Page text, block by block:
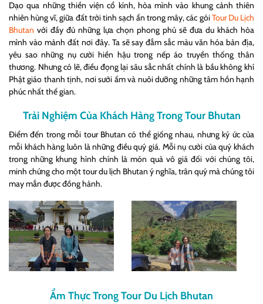
Dạo qua những thiền viện cổ kính, hòa mình vào khung cảnh thiên
nhiên hùng vĩ, giữa đất trời tinh sạch ẩn trong mây, các góiTour Du Lịch
Bhutan với đầy đủ những lựa chọn phong phú sẽ đưa du khách hòa
mình vào mảnh đất nơi đây. Ta sẽ say đắm sắc màu văn hóa bản địa,
yêu sao những nụ cười hiền hậu trong nếp áo truyền thống thân
thương. Nhưng có lẽ, điều đọng lại sâu sắc nhất chính là bầu không khí
Phật giáo thanh tịnh, nơi sưởi ấm và nuôi dưỡng những tâm hồn hạnh
phúc nhất thế gian.
Trải Nghiệm Của Khách Hàng Trong Tour Bhutan
Điểm đến trong mỗi tour Bhutan có thể giống nhau, nhưng ký ức của
mỗi khách hàng luôn là những điều quý giá. Mỗi nụ cười của quý khách
trong những khung hình chính là món quà vô giá đối với chúng tôi,
minh chứng cho một tour du lịch Bhutan ý nghĩa, trân quý mà chúng tôi
may mắn được đồng hành.
Ẩm Thực Trong Tour Du Lịch Bhutan